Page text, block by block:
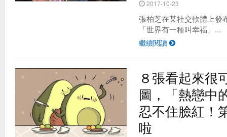
2017-10-23
張柏芝在某社交軟體上發
「世界有一種叫幸福」...
繼續閱讀
８張看起來很
圖，「熱戀中
忍不住臉紅！
啦